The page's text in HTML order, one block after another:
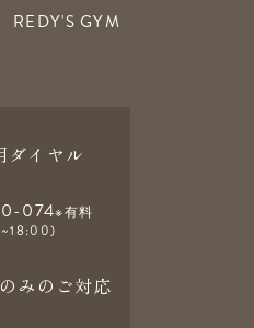
REDY'S GYM
ダイヤル
074※有料
みのご対応